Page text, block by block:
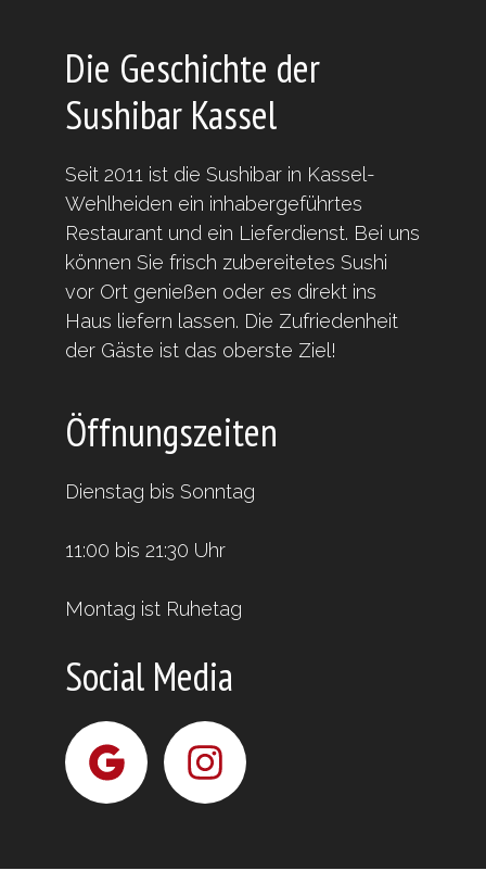
Die Geschichte der
Sushibar Kassel
Seit 2011 ist die Sushibar in Kassel-
Wehlheiden ein inhabergeführtes
Restaurant und ein Lieferdienst. Bei uns
können Sie frisch zubereitetes Sushi
vor Ort genießen oder es direkt ins
Haus liefern lassen. Die Zufriedenheit
der Gäste ist das oberste Ziel!
Öffnungszeiten
Dienstag bis Sonntag
11:00 bis 21:30 Uhr
Montag ist Ruhetag
Social Media